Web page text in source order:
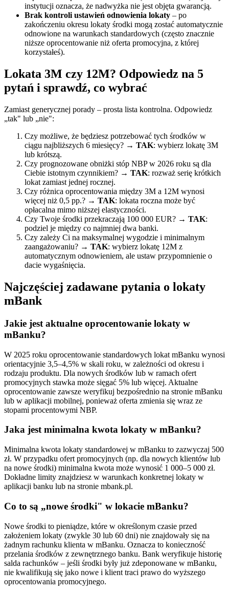
instytucji oznacza, że nadwyżka nie jest objęta gwarancją.
Brak kontroli ustawień odnowienia lokaty – po
zakończeniu okresu lokaty środki mogą zostać automatycznie
odnowione na warunkach standardowych (często znacznie
niższe oprocentowanie niż oferta promocyjna, z której
korzystałeś).
Lokata 3M czy 12M? Odpowiedz na 5
pytań i sprawdź, co wybrać
Zamiast generycznej porady – prosta lista kontrolna. Odpowiedz
„tak" lub „nie":
Czy możliwe, że będziesz potrzebować tych środków w
ciągu najbliższych 6 miesięcy? → TAK: wybierz lokatę 3M
lub krótszą.
Czy prognozowane obniżki stóp NBP w 2026 roku są dla
Ciebie istotnym czynnikiem? → TAK: rozważ serię krótkich
lokat zamiast jednej rocznej.
Czy różnica oprocentowania między 3M a 12M wynosi
więcej niż 0,5 pp.? → TAK: lokata roczna może być
opłacalna mimo niższej elastyczności.
Czy Twoje środki przekraczają 100 000 EUR? → TAK:
podziel je między co najmniej dwa banki.
Czy zależy Ci na maksymalnej wygodzie i minimalnym
zaangażowaniu? → TAK: wybierz lokatę 12M z
automatycznym odnowieniem, ale ustaw przypomnienie o
dacie wygaśnięcia.
Najczęściej zadawane pytania o lokaty
mBank
Jakie jest aktualne oprocentowanie lokaty w
mBanku?
W 2025 roku oprocentowanie standardowych lokat mBanku wynosi
orientacyjnie 3,5–4,5% w skali roku, w zależności od okresu i
rodzaju produktu. Dla nowych środków lub w ramach ofert
promocyjnych stawka może sięgać 5% lub więcej. Aktualne
oprocentowanie zawsze weryfikuj bezpośrednio na stronie mBanku
lub w aplikacji mobilnej, ponieważ oferta zmienia się wraz ze
stopami procentowymi NBP.
Jaka jest minimalna kwota lokaty w mBanku?
Minimalna kwota lokaty standardowej w mBanku to zazwyczaj 500
zł. W przypadku ofert promocyjnych (np. dla nowych klientów lub
na nowe środki) minimalna kwota może wynosić 1 000–5 000 zł.
Dokładne limity znajdziesz w warunkach konkretnej lokaty w
aplikacji banku lub na stronie mbank.pl.
Co to są „nowe środki" w lokacie mBanku?
Nowe środki to pieniądze, które w określonym czasie przed
założeniem lokaty (zwykle 30 lub 60 dni) nie znajdowały się na
żadnym rachunku klienta w mBanku. Oznacza to konieczność
przelania środków z zewnętrznego banku. Bank weryfikuje historię
salda rachunków – jeśli środki były już zdeponowane w mBanku,
nie kwalifikują się jako nowe i klient traci prawo do wyższego
oprocentowania promocyjnego.